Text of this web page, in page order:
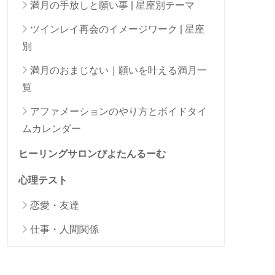
満月の手放しと願い事 | 星座別テーマ
ツインレイ再会のイメージワーク | 星座
別
満月のおまじない｜願いを叶える満月一
覧
アファメーションのやり方とボイドタイ
ムカレンダー
ヒーリングサロンぴよたんるーむ
心理テスト
恋愛・友達
仕事・人間関係